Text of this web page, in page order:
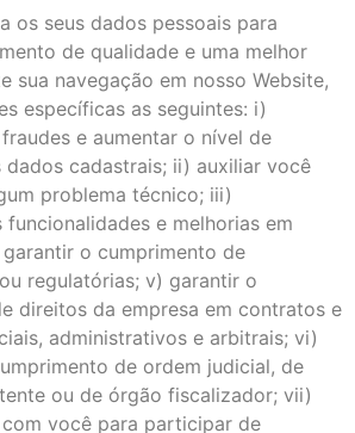
os seus dados pessoais para
de qualidade e uma melhor
sua navegação em nosso Website,
específicas as seguintes: i)
e aumentar o nível de
dados cadastrais; ii) auxiliar você
problema técnico; iii)
funcionalidades e melhorias em
o cumprimento de
regulatórias; v) garantir o
direitos da empresa em contratos e
administrativos e arbitrais; vi)
de ordem judicial, de
ou de órgão fiscalizador; vii)
você para participar de